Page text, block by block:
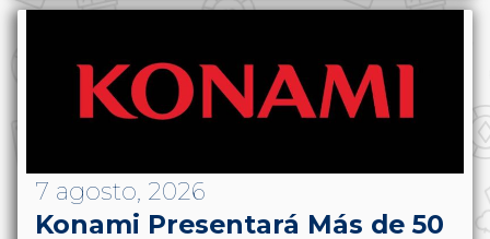
7 agosto, 2026
Konami Presentará Más de 50